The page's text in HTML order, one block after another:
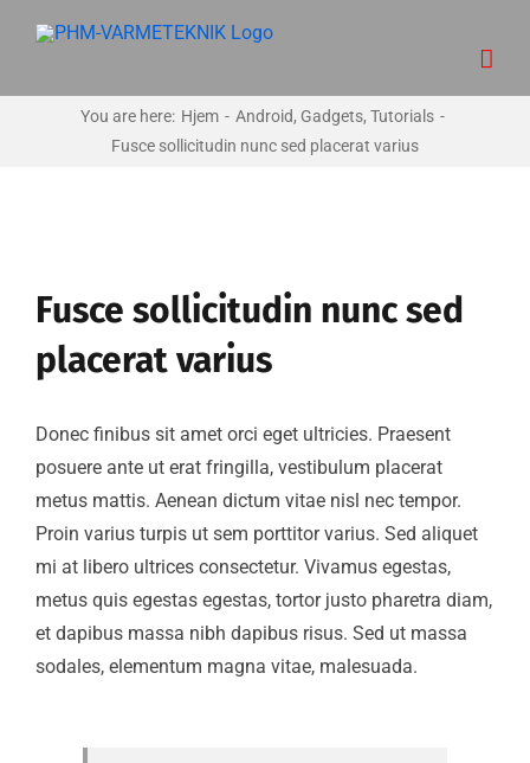
You are here: Hjem - Android, Gadgets, Tutorials -
Fusce sollicitudin nunc sed placerat varius
større
billede
Fusce sollicitudin nunc sed
placerat varius
Donec finibus sit amet orci eget ultricies. Praesent
posuere ante ut erat fringilla, vestibulum placerat
metus mattis. Aenean dictum vitae nisl nec tempor.
Proin varius turpis ut sem porttitor varius. Sed aliquet
mi at libero ultrices consectetur. Vivamus egestas,
metus quis egestas egestas, tortor justo pharetra diam,
et dapibus massa nibh dapibus risus. Sed ut massa
sodales, elementum magna vitae, malesuada.